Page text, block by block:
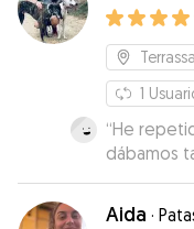
Terrassa
1
“He
dábamos
estaban
Aida ·